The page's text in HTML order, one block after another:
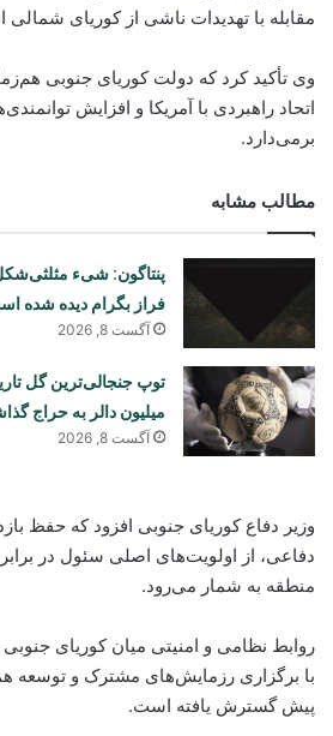
مقابله با تهدیدات ناشی از کوریای شمالی
وی تأکید کرد که دولت کوریای جنوبی
اتحاد راهبردی با آمریکا و افزایش
برمی‌دارد.
مطالب مشابه
فراز بگرام دیده شده
آگست 8, 2026
میلیون دالر به حراج
آگست 8, 2026
وزیر دفاع کوریای جنوبی افزود که حفظ
دفاعی، از اولویت‌های اصلی سئول در
منطقه به شمار می‌رود.
روابط نظامی و امنیتی میان کوریای
با برگزاری رزمایش‌های مشترک و توسعه
پیش گسترش یافته است.